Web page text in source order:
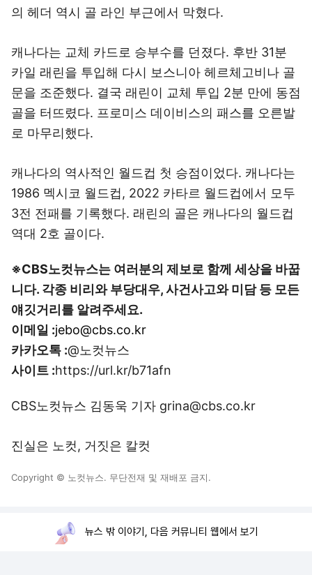
의 헤더 역시 골 라인 부근에서 막혔다.
캐나다는 교체 카드로 승부수를 던졌다. 후반 31분
카일 래린을 투입해 다시 보스니아 헤르체고비나 골
문을 조준했다. 결국 래린이 교체 투입 2분 만에 동점
골을 터뜨렸다. 프로미스 데이비스의 패스를 오른발
로 마무리했다.
캐나다의 역사적인 월드컵 첫 승점이었다. 캐나다는
1986 멕시코 월드컵, 2022 카타르 월드컵에서 모두
3전 전패를 기록했다. 래린의 골은 캐나다의 월드컵
역대 2호 골이다.
※CBS노컷뉴스는 여러분의 제보로 함께 세상을 바꿉
니다. 각종 비리와 부당대우, 사건사고와 미담 등 모든
얘깃거리를 알려주세요.
이메일 :jebo@cbs.co.kr
카카오톡 :@노컷뉴스
사이트 :https://url.kr/b71afn
CBS노컷뉴스 김동욱 기자 grina@cbs.co.kr
진실은 노컷, 거짓은 칼컷
Copyright © 노컷뉴스. 무단전재 및 재배포 금지.
뉴스 밖 이야기, 다음 커뮤니티 웹에서 보기